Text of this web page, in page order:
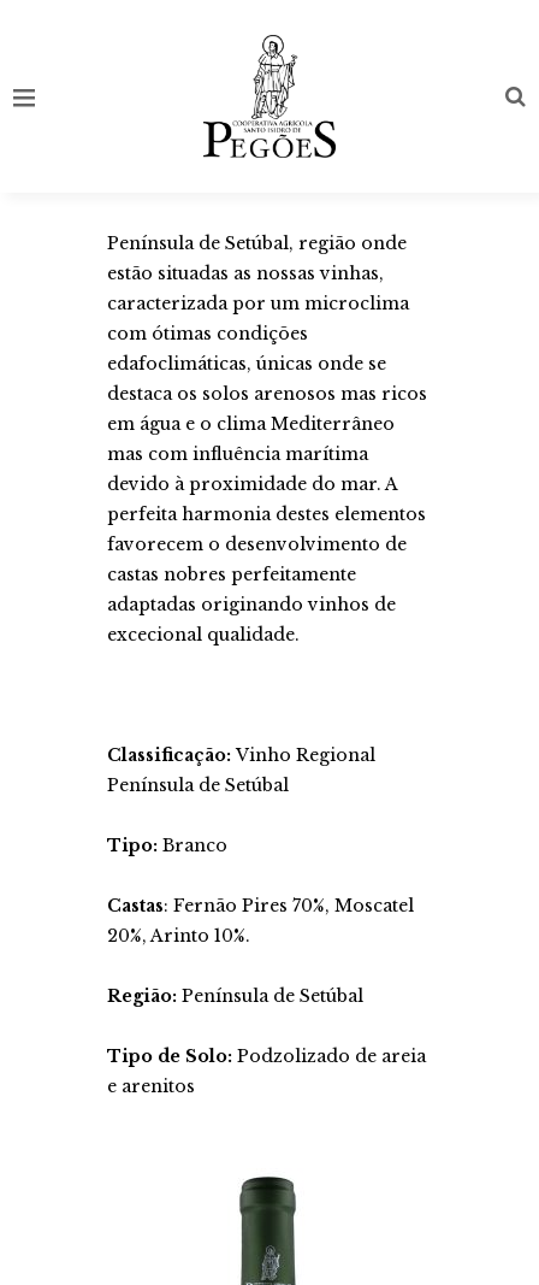
Península de Setúbal, região onde
estão situadas as nossas vinhas,
caracterizada por um microclima
com ótimas condições
edafoclimáticas, únicas onde se
destaca os solos arenosos mas ricos
em água e o clima Mediterrâneo
mas com influência marítima
devido à proximidade do mar. A
perfeita harmonia destes elementos
favorecem o desenvolvimento de
castas nobres perfeitamente
adaptadas originando vinhos de
excecional qualidade.
Classificação:Vinho Regional
Península de Setúbal
Tipo: Branco
Castas: Fernão Pires 70%, Moscatel
20%, Arinto 10%.
Região: Península de Setúbal
Tipo de Solo: Podzolizado de areia
e arenitos